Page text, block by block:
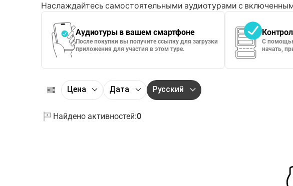
Наслаждайтесь самостоятельными аудиотурами с
Аудиотуры в вашем смартфоне
После покупки вы получите ссылку для загрузки
приложения для участия в этом туре.
С
начать,
Цена Дата Русский
Найдено активностей:0